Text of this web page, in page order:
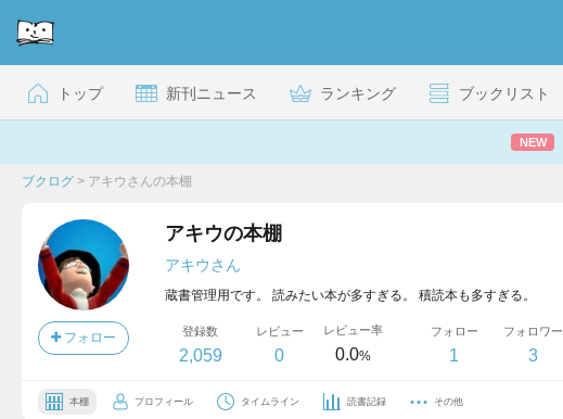
トップ 新刊ニュース ランキング ブックリスト
NEW
ブクログ > アキウさんの本棚
フォロー
アキウの本棚
アキウさん
蔵書管理用です。 読みたい本が多すぎる。 積読本も多すぎる。
登録数
2,059
レビュー
0
レビュー率
0.0%
フォロー
1
フォロワー
3
本棚 プロフィール タイムライン 読書記録 その他